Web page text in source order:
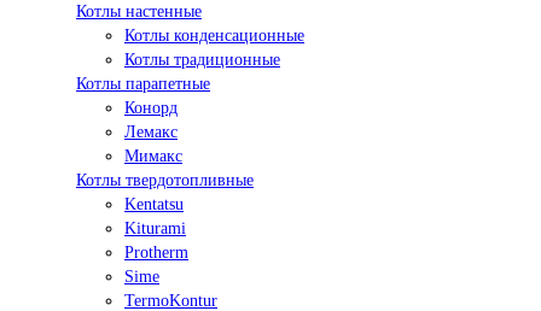
Котлы настенные
Котлы конденсационные
Котлы традиционные
Котлы парапетные
Конорд
Лемакс
Мимакс
Котлы твердотопливные
Kentatsu
Kiturami
Protherm
Sime
TermoKontur